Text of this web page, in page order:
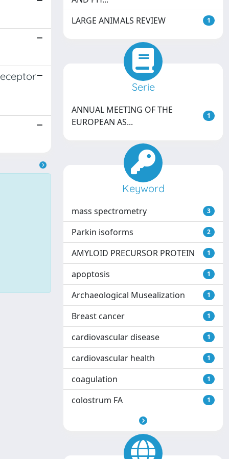
LARGE ANIMALS REVIEW
1
Serie
ANNUAL MEETING OF THE
EUROPEAN AS...
1
Keyword
mass spectrometry 3
Parkin isoforms 2
AMYLOID PRECURSOR PROTEIN 1
apoptosis 1
Archaeological Musealization 1
Breast cancer 1
cardiovascular disease 1
cardiovascular health 1
coagulation 1
colostrum FA 1